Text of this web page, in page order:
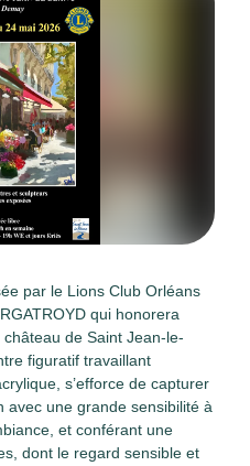
par le Lions Club Orléans
qui honorera
de Saint Jean-le-
figuratif travaillant
s’efforce de capturer
avec une grande sensibilité à
et conférant une
dont le regard sensible et